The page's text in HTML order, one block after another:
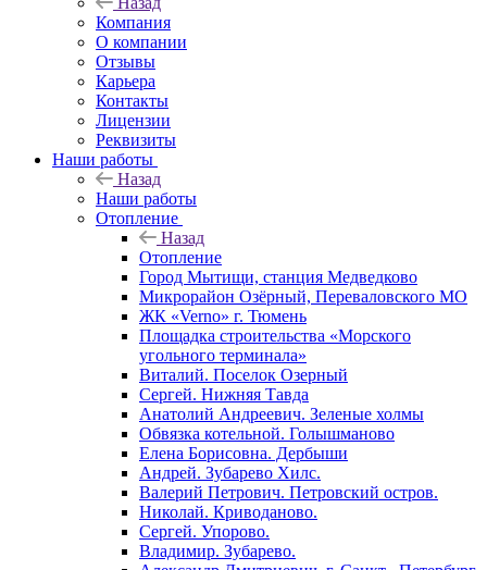
Компания
О компании
Отзывы
Карьера
Контакты
Лицензии
Реквизиты
Наши работы
Назад
Наши работы
Отопление
Назад
Отопление
Город Мытищи, станция Медведково
Микрорайон Озёрный, Переваловского МО
ЖК «Verno» г. Тюмень
Площадка строительства «Морского
угольного терминала»
Виталий. Поселок Озерный
Сергей. Нижняя Тавда
Анатолий Андреевич. Зеленые холмы
Обвязка котельной. Голышманово
Елена Борисовна. Дербыши
Андрей. Зубарево Хилс.
Валерий Петрович. Петровский остров.
Николай. Криводаново.
Сергей. Упорово.
Владимир. Зубарево.